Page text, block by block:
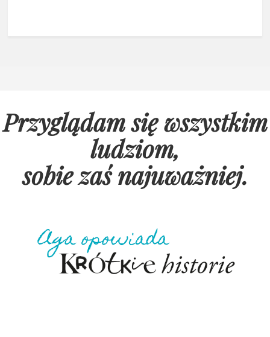
Przyglądam się wszystkim
ludziom,
sobie zaś najuważniej.